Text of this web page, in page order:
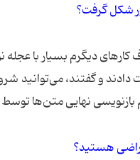
شكل گرفت؟
كارهای دیگرم بسیار با
بازنویسی نهایی متن‌ها
راضی هستید؟